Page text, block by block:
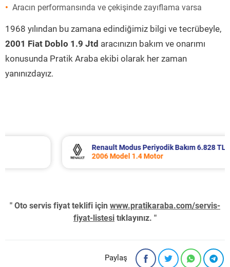
Aracın performansında ve çekişinde zayıflama varsa
1968 yılından bu zamana edindiğimiz bilgi ve tecrübeyle,
2001 Fiat Doblo 1.9 Jtd aracınızın bakım ve onarımı
konusunda Pratik Araba ekibi olarak her zaman
yanınızdayız.
Renault Modus Periyodik Bakım 6.828 TL
2006 Model 1.4 Motor
" Oto servis fiyat teklifi için www.pratikaraba.com/servis-
fiyat-listesi tıklayınız. "
Paylaş